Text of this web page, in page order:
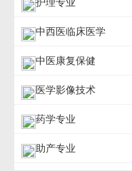
中西医临床医学
中医康复保健
医学影像技术
药学专业
助产专业